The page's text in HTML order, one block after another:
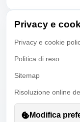
Privacy e
Privacy e cookie
Politica di reso
Sitemap
Risoluzione online
Modifica